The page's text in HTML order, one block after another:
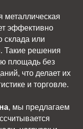
металлическая
эффективно
склада или
Такие решения
площадь без
что делает их
и торговле.
, мы предлагаем